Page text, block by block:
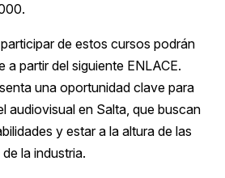
de estos cursos podrán
a partir del siguiente ENLACE.
una oportunidad clave para
audiovisual en Salta, que buscan
y estar a la altura de las
la industria.